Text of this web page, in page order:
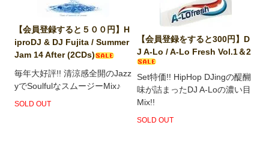
【会員登録すると５００円】H
iproDJ & DJ Fujita / Summer
Jam 14 After (2CDs)
毎年大好評!! 清涼感全開のJazz
yでSoulfulなスムージーMix♪
SOLD OUT
【会員登録をすると300円】D
J A-Lo / A-Lo Fresh Vol.1＆2
Set特価!! HipHop DJingの醍醐
味が詰まったDJ A-Loの濃い目
Mix!!
SOLD OUT